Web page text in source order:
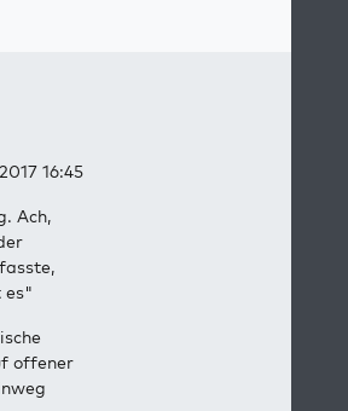
16:45
Ach,
es"
offener